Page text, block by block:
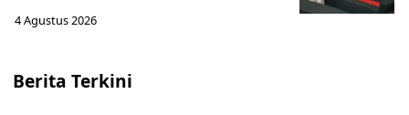
4 Agustus 2026
Berita Terkini